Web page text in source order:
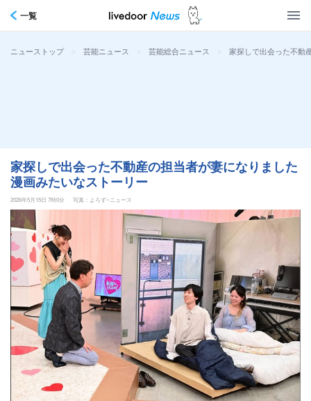
一覧
ニューストップ > 芸能ニュース > 芸能総合ニュース > 家探しで出会った不動
家探しで出会った不動産の担当者が妻になりました
漫画みたいなストーリー
2026年5月15日 7時0分 写真：よろず~ニュース